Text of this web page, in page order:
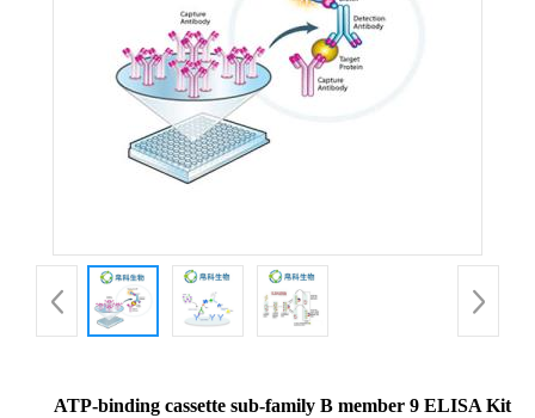
ATP-binding cassette sub-family B member 9 ELISA Kit